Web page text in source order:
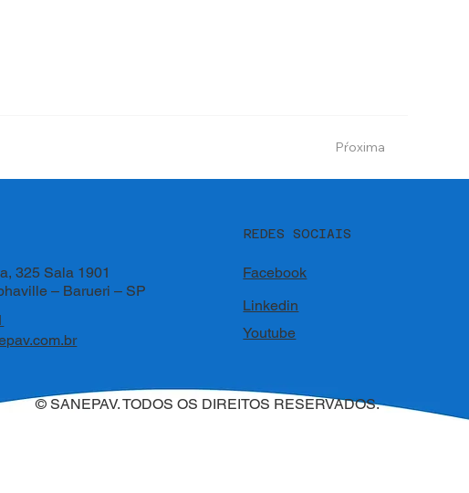
Pŕoxima
325 Sala 1901
– Barueri – SP
REDES SOCIAIS
Facebook
Linkedin
Youtube
© SANEPAV. TODOS OS DIREITOS RESERVADOS.